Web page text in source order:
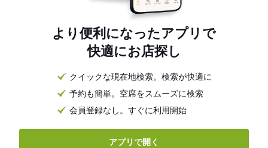
より便利になったアプリで
快適にお店探し
クイックな現在地検索。検索が快適に
予約も簡単。空席をスムーズに検索
会員登録なし。すぐに利用開始
アプリで開く